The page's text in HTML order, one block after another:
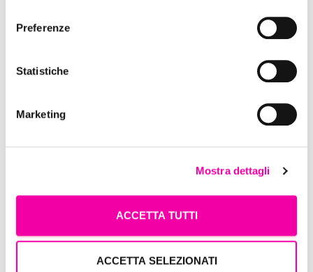
Preferenze
Statistiche
Marketing
Mostra dettagli
ACCETTA TUTTI
ACCETTA SELEZIONATI